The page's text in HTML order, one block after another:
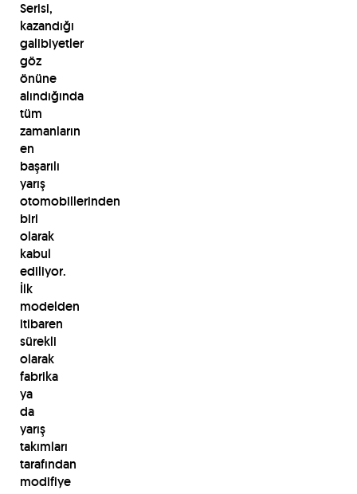
Serisi,
kazandığı
galibiyetler
göz
önüne
alındığında
tüm
zamanların
en
başarılı
yarış
otomobillerinden
biri
olarak
kabul
ediliyor.
İlk
modelden
itibaren
sürekli
olarak
fabrika
ya
da
yarış
takımları
tarafından
modifiye